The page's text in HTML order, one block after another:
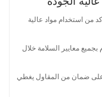
من استخدام مواد عالية
بجميع معايير السلامة خلال
ضمان من المقاول يغطي